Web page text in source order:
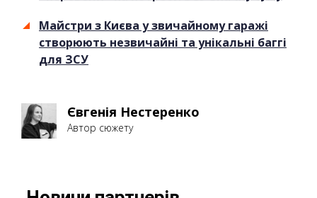
Майстри з Києва у звичайному гаражі
створюють незвичайні та унікальні баггі
для ЗСУ
Євгенія Нестеренко
Автор сюжету